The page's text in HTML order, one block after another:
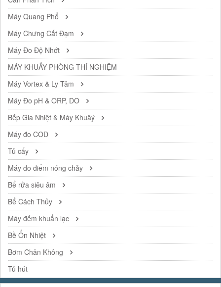
Máy Quang Phổ
Máy Chưng Cất Đạm
Máy Đo Độ Nhớt
MÁY KHUẤY PHÒNG THÍ NGHIỆM
Máy Vortex & Ly Tâm
Máy Đo pH & ORP, DO
Bếp Gia Nhiệt & Máy Khuâý
Máy đo COD
Tủ cấy
Máy đo điểm nóng chảy
Bể rửa siêu âm
Bể Cách Thủy
Máy đếm khuẩn lạc
Bề Ổn Nhiệt
Bơm Chân Không
Tủ hút